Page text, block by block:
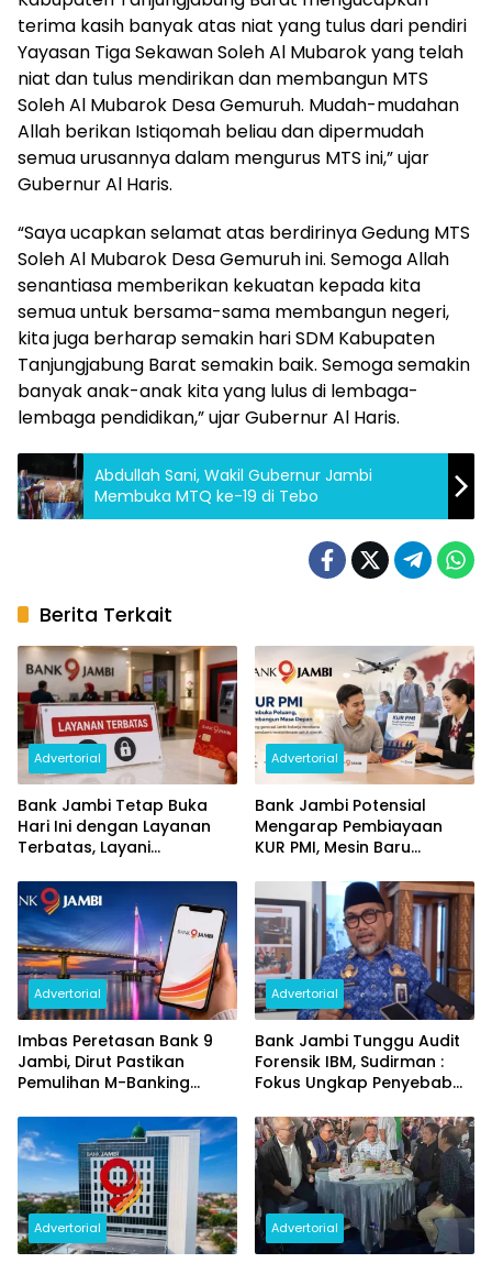
terima kasih banyak atas niat yang tulus dari pendiri
Yayasan Tiga Sekawan Soleh Al Mubarok yang telah
niat dan tulus mendirikan dan membangun MTS
Soleh Al Mubarok Desa Gemuruh. Mudah-mudahan
Allah berikan Istiqomah beliau dan dipermudah
semua urusannya dalam mengurus MTS ini,” ujar
Gubernur Al Haris.
“Saya ucapkan selamat atas berdirinya Gedung MTS
Soleh Al Mubarok Desa Gemuruh ini. Semoga Allah
senantiasa memberikan kekuatan kepada kita
semua untuk bersama-sama membangun negeri,
kita juga berharap semakin hari SDM Kabupaten
Tanjungjabung Barat semakin baik. Semoga semakin
banyak anak-anak kita yang lulus di lembaga-
lembaga pendidikan,” ujar Gubernur Al Haris.
Abdullah Sani, Wakil Gubernur Jambi
Membuka MTQ ke-19 di Tebo
Berita Terkait
Advertorial
Bank Jambi Tetap Buka
Hari Ini dengan Layanan
Terbatas, Layani
dan Perubahan PIN
Advertorial
Bank Jambi Potensial
Mengarap Pembiayaan
KUR PMI, Mesin Baru
Daerah
Advertorial
Imbas Peretasan Bank 9
Jambi, Dirut Pastikan
Pemulihan M-Banking
Advertorial
Bank Jambi Tunggu Audit
Forensik IBM, Sudirman :
Fokus Ungkap Penyebab
Rp144 Miliar
Advertorial Advertorial